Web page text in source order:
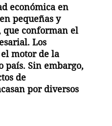
económica en
pequeñas y
que conforman el
Los
motor de la
país. Sin embargo,
de
por diversos